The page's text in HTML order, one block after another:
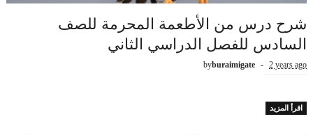
شرح درس من الأطعمة المحرمة للصف
السادس للفصل الدراسي الثاني
byburaimigate 2 years ago
اقرأ المزيد